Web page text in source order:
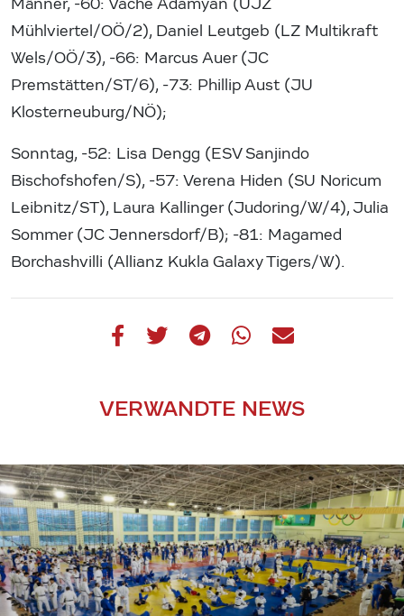
Männer, -60: Vache Adamyan (UJZ
Mühlviertel/OÖ/2), Daniel Leutgeb (LZ Multikraft
Wels/OÖ/3), -66: Marcus Auer (JC
Premstätten/ST/6), -73: Phillip Aust (JU
Klosterneuburg/NÖ);
Sonntag, -52: Lisa Dengg (ESV Sanjindo
Bischofshofen/S), -57: Verena Hiden (SU Noricum
Leibnitz/ST), Laura Kallinger (Judoring/W/4), Julia
Sommer (JC Jennersdorf/B); -81: Magamed
Borchashvilli (Allianz Kukla Galaxy Tigers/W).
VERWANDTE NEWS